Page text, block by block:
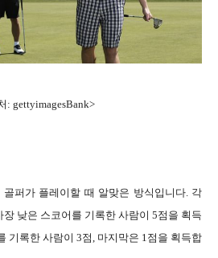
: gettyimagesBank>
퍼가 플레이할 때 알맞은 방식입니다. 각
낮은 스코어를 기록한 사람이 5점을 획득
기록한 사람이 3점, 마지막은 1점을 획득합